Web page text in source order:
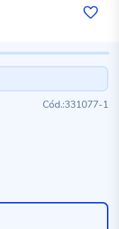
331077-1